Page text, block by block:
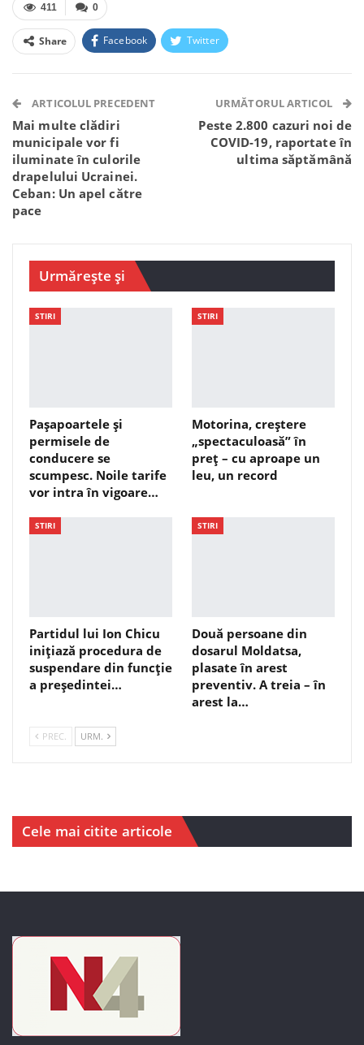
0
411
Share Facebook Twitter
Telegram WhatsApp Viber
ARTICOLUL PRECEDENT
Mai multe clădiri
municipale vor fi
iluminate în culorile
drapelului Ucrainei.
Ceban: Un apel către
pace
URMĂTORUL ARTICOL
Peste 2.800 cazuri noi de
COVID-19, raportate în
ultima săptămână
Urmărește și
STIRI
Pașapoartele și
permisele de
conducere se
scumpesc. Noile tarife
vor intra în vigoare…
STIRI
Motorina, creștere
„spectaculoasă” în
preț – cu aproape un
leu, un record
STIRI
Partidul lui Ion Chicu
inițiază procedura de
suspendare din funcție
a președintei…
STIRI
Două persoane din
dosarul Moldatsa,
plasate în arest
preventiv. A treia – în
arest la…
PREC. URM.
Cele mai citite articole